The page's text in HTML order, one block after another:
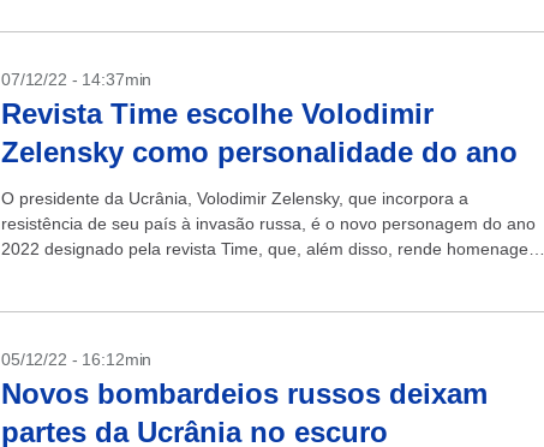
07/12/22 - 14:37min
Revista Time escolhe Volodimir
Zelensky como personalidade do ano
O presidente da Ucrânia, Volodimir Zelensky, que incorpora a
resistência de seu país à invasão russa, é o novo personagem do ano
2022 designado pela revista Time, que, além disso, rende homenagem
05/12/22 - 16:12min
Novos bombardeios russos deixam
partes da Ucrânia no escuro